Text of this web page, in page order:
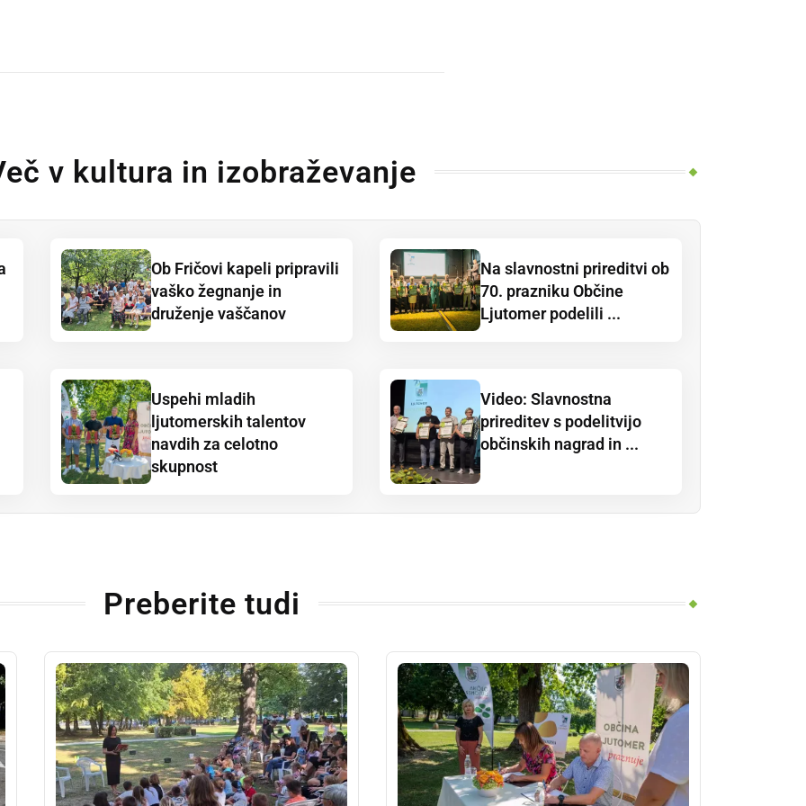
v kultura in izobraževanje
Ob Fričovi kapeli pripravili
vaško žegnanje in
druženje vaščanov
Na slavnostni prireditvi ob
70. prazniku Občine
Ljutomer podelili ...
Uspehi mladih
ljutomerskih talentov
navdih za celotno
skupnost
Video: Slavnostna
prireditev s podelitvijo
občinskih nagrad in ...
Preberite tudi